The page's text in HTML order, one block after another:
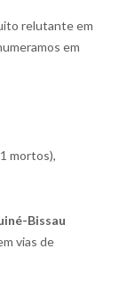
relutante em
em
mortos),
Bissau
vias de